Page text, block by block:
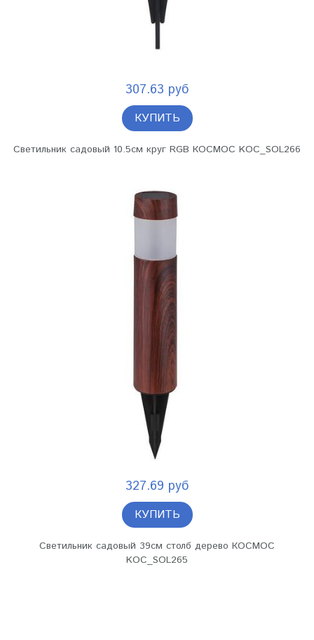
307.63 руб
КУПИТЬ
Светильник садовый 10.5см круг RGB КОСМОС KOC_SOL266
327.69 руб
КУПИТЬ
Светильник садовый 39см столб дерево КОСМОС
KOC_SOL265